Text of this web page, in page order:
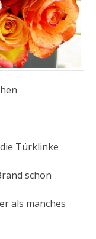
Türklinke
schon
als manches